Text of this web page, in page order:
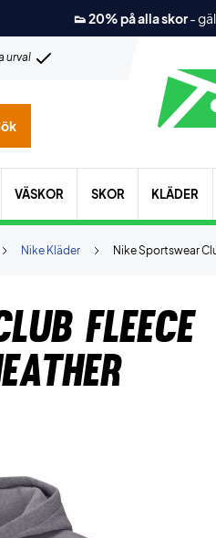
👟 20% på alla skor-
urval
VÄSKOR SKOR KLÄDER
Nike Sportswear
Nike Kläder
Fleece